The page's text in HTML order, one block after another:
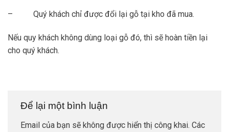
– Quý khách chỉ được đổi lại gỗ tại kho đã mua.
Nếu quy khách không dùng loại gỗ đó, thì sẽ hoàn tiền lại
cho quý khách.
Để lại một bình luận
Email của bạn sẽ không được hiển thị công khai. Các